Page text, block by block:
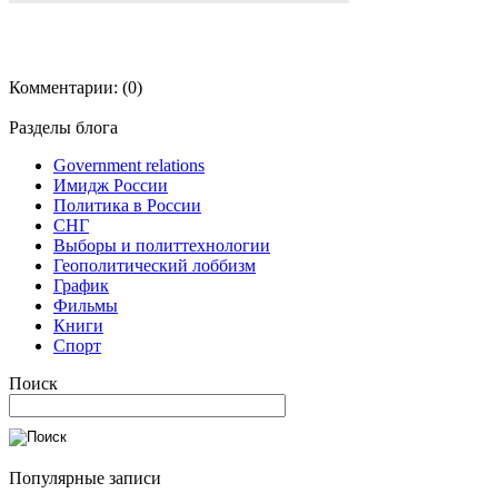
Комментарии: (0)
Разделы блога
Government relations
Имидж России
Политика в России
СНГ
Выборы и политтехнологии
Геополитический лоббизм
График
Фильмы
Книги
Спорт
Поиск
Популярные записи